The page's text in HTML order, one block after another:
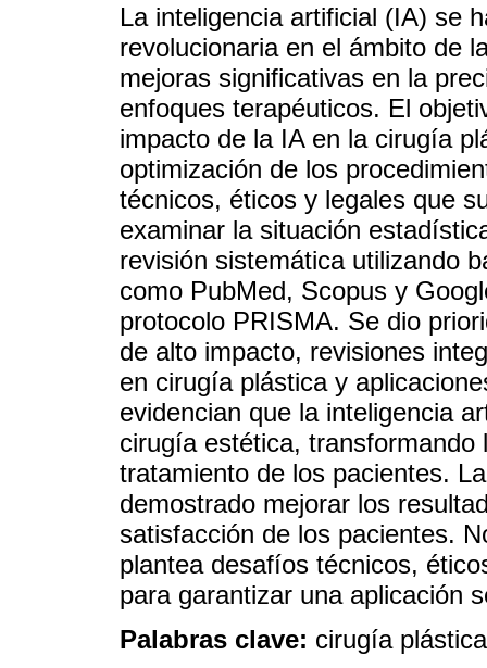
La inteligencia artificial (IA) se
revolucionaria en el ámbito de
mejoras significativas en la
enfoques terapéuticos. El
impacto de la IA en la cirugía
optimización de los
técnicos, éticos y legales que
examinar la situación
revisión sistemática utilizando
como PubMed, Scopus y
protocolo PRISMA. Se dio
de alto impacto, revisiones
en cirugía plástica y
evidencian que la inteligencia
cirugía estética,
tratamiento de los pacientes.
demostrado mejorar los
satisfacción de los pacientes.
plantea desafíos técnicos,
para garantizar una aplicación
Palabras clave: cirugía